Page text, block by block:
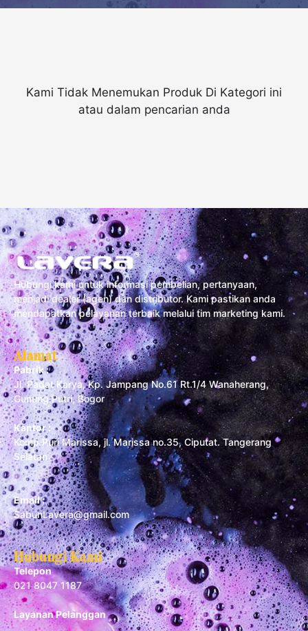
Kami Tidak Menemukan Produk Di Kategori ini
atau dalam pencarian anda
Hubungi kami untuk informasi pembelian, pertanyaan,
menjadi dealer (agen) dan distributor. Kami pastikan anda
mendapatkan pelayanan terbaik melalui tim marketing kami.
Alamat
Pabrik :
Jl. Padat Karya, Kp. Jampang No.61 Rt.1/4 Wanaherang,
Gunung Putri, Bogor
Kantor :
Komp Puri Marissa, jl. Marissa no.35, Ciputat. Tangerang
Selatan
Email :
SabunLavera@gmail.com
Hubungi Kami
Telepon
021 8047 1187
Layanan Pelanggan